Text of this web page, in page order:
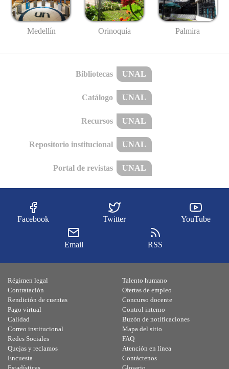
Medellín Orinoquía Palmira
Bibliotecas UNAL
Catálogo UNAL
Recursos UNAL
Repositorio institucional UNAL
Portal de revistas UNAL
Facebook Twitter YouTube
Email RSS
Régimen legal
Contratación
Rendición de cuentas
Pago virtual
Calidad
Talento humano
Ofertas de empleo
Concurso docente
Control interno
Buzón de notificaciones
Correo institucional
Redes Sociales
Quejas y reclamos
Encuesta
Mapa del sitio
FAQ
Atención en línea
Contáctenos